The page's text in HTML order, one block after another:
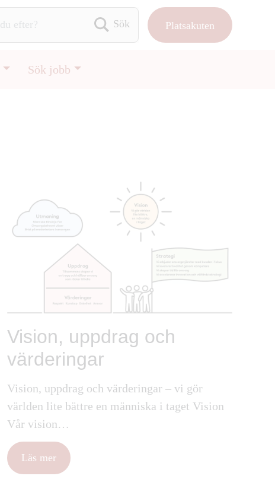
Sök efter: Platsakuten
Sök jobb
Vision, uppdrag och
värderingar
Vision, uppdrag och värderingar – vi gör
världen lite bättre en människa i taget Vision
Vår vision…
Läs mer